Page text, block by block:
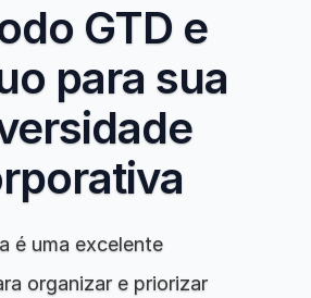
GTD e
para sua
é uma excelente
organizar e priorizar